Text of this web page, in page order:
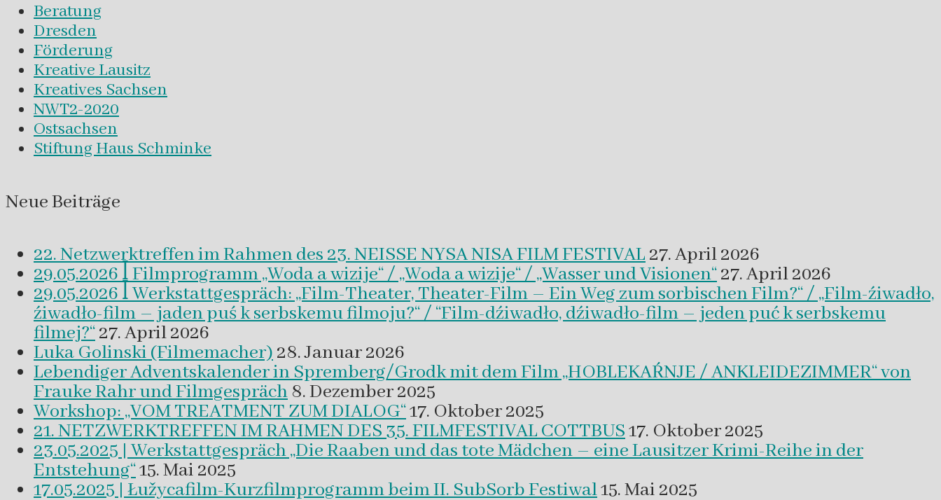
Beratung
Dresden
Förderung
Kreative Lausitz
Kreatives Sachsen
NWT2-2020
Ostsachsen
Stiftung Haus Schminke
Neue Beiträge
22. Netzwerktreffen im Rahmen des 23. NEISSE NYSA NISA FILM FESTIVAL27. April 2026
29.05.2026 ꟾ Filmprogramm „Woda a wizije“ / „Woda a wizije“ / „Wasser und Visionen“27. April 2026
29.05.2026 ꟾ Werkstattgespräch: „Film-Theater, Theater-Film – Ein Weg zum sorbischen Film?“ / „Film-źiwadło,
źiwadło-film – jaden puś k serbskemu filmoju?“ / “Film-dźiwadło, dźiwadło-film – jeden puć k serbskemu
filmej?“27. April 2026
Luka Golinski (Filmemacher)28. Januar 2026
Lebendiger Adventskalender in Spremberg/Grodk mit dem Film „HOBLEKAŔNJE / ANKLEIDEZIMMER“ von
Frauke Rahr und Filmgespräch 8. Dezember 2025
Workshop: „VOM TREATMENT ZUM DIALOG“17. Oktober 2025
21. NETZWERKTREFFEN IM RAHMEN DES 35. FILMFESTIVAL COTTBUS17. Oktober 2025
23.05.2025 | Werkstattgespräch „Die Raaben und das tote Mädchen – eine Lausitzer Krimi-Reihe in der
Entstehung“15. Mai 2025
17.05.2025 | Łužycafilm-Kurzfilmprogramm beim II. SubSorb Festiwal15. Mai 2025